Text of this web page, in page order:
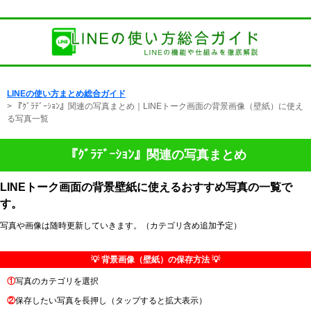
LINEの使い方まとめ総合ガイド
> 『ｸﾞﾗﾃﾞｰｼｮﾝ』関連の写真まとめ｜LINEトーク画面の背景画像（壁紙）に使え
る写真一覧
『ｸﾞﾗﾃﾞｰｼｮﾝ』関連の写真まとめ
LINEトーク画面の背景壁紙に使えるおすすめ写真の一覧で
す。
写真や画像は随時更新していきます。（カテゴリ含め追加予定）
💡 背景画像（壁紙）の保存方法 💡
①写真のカテゴリを選択
②保存したい写真を長押し（タップすると拡大表示）